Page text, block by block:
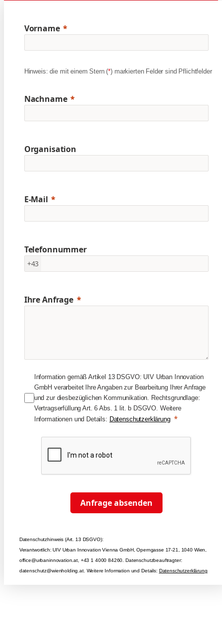
Vorname
Hinweis: die mit einem Stern (*) markierten Felder sind Pflichtfelder
Nachname
Organisation
E-Mail
Telefonnummer
+43
Ihre Anfrage
Information gemäß Artikel 13 DSGVO: UIV Urban Innovation
GmbH verarbeitet Ihre Angaben zur Bearbeitung Ihrer Anfrage
und zur diesbezüglichen Kommunikation. Rechtsgrundlage:
Vertragserfüllung Art. 6 Abs. 1 lit. b DSGVO. Weitere
Informationen und Details: Datenschutzerklärung
Anfrage absenden
Datenschutzhinweis (Art. 13 DSGVO):
Verantwortlich: UIV Urban Innovation Vienna GmbH, Operngasse 17-21, 1040 Wien,
office@urbaninnovation.at, +43 1 4000 84260. Datenschutzbeauftragter:
datenschutz@wienholding.at. Weitere Information und Details: Datenschutzerklärung